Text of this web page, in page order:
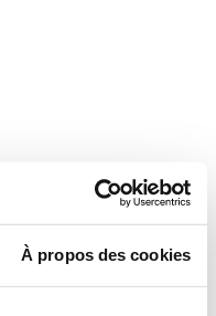
À propos des cookies